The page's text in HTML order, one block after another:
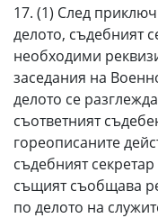
17. (1) След
делото, съдебният
необходими
заседания на
делото се
съответният
гореописаните
съдебният
същият съобщава
по делото на